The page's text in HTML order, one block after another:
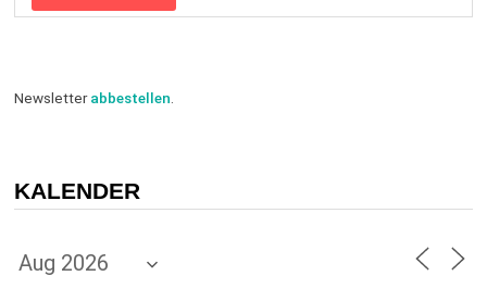
Newsletterabbestellen
KALENDER